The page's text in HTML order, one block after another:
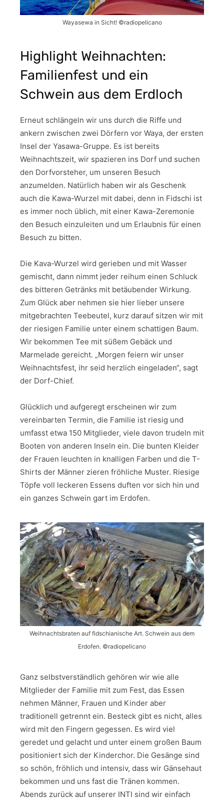
Wayasewa in Sicht! ©radiopelicano
Highlight Weihnachten:
Familienfest und ein
Schwein aus dem Erdloch
Erneut schlängeln wir uns durch die Riffe und
ankern zwischen zwei Dörfern vor Waya, der ersten
Insel der Yasawa-Gruppe. Es ist bereits
Weihnachtszeit, wir spazieren ins Dorf und suchen
den Dorfvorsteher, um unseren Besuch
anzumelden. Natürlich haben wir als Geschenk
auch die Kawa-Wurzel mit dabei, denn in Fidschi ist
es immer noch üblich, mit einer Kawa-Zeremonie
den Besuch einzuleiten und um Erlaubnis für einen
Besuch zu bitten.
Die Kava-Wurzel wird gerieben und mit Wasser
gemischt, dann nimmt jeder reihum einen Schluck
des bitteren Getränks mit betäubender Wirkung.
Zum Glück aber nehmen sie hier lieber unsere
mitgebrachten Teebeutel, kurz darauf sitzen wir mit
der riesigen Familie unter einem schattigen Baum.
Wir bekommen Tee mit süßem Gebäck und
Marmelade gereicht. „Morgen feiern wir unser
Weihnachtsfest, ihr seid herzlich eingeladen“, sagt
der Dorf-Chief.
Glücklich und aufgeregt erscheinen wir zum
vereinbarten Termin, die Familie ist riesig und
umfasst etwa 150 Mitglieder, viele davon trudeln mit
Booten von anderen Inseln ein. Die bunten Kleider
der Frauen leuchten in knalligen Farben und die T-
Shirts der Männer zieren fröhliche Muster. Riesige
Töpfe voll leckeren Essens duften vor sich hin und
ein ganzes Schwein gart im Erdofen.
Weihnachtsbraten auf fidschianische Art. Schwein aus dem
Erdofen. ©radiopelicano
Ganz selbstverständlich gehören wir wie alle
Mitglieder der Familie mit zum Fest, das Essen
nehmen Männer, Frauen und Kinder aber
traditionell getrennt ein. Besteck gibt es nicht, alles
wird mit den Fingern gegessen. Es wird viel
geredet und gelacht und unter einem großen Baum
positioniert sich der Kinderchor. Die Gesänge sind
so schön, fröhlich und intensiv, dass wir Gänsehaut
bekommen und uns fast die Tränen kommen.
Abends zurück auf unserer INTI sind wir einfach